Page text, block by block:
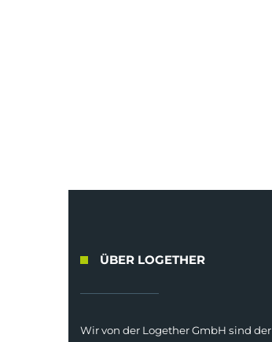
ÜBER LOGETHER
Wir von der Logether GmbH sind der